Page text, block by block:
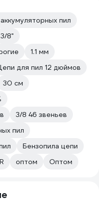
пил
3/8"
1.1 мм
для пил 12 дюймов
30 см
3/8 46 звеньев
пил
Бензопила цепи
оптом Оптом